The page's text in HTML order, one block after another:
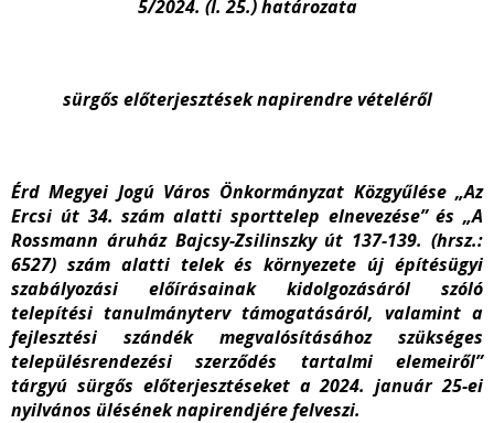
5/2024. (I. 25.) határozata
sürgős előterjesztések napirendre vételéről
Érd Megyei Jogú Város Önkormányzat Közgyűlése „Az
Ercsi út 34. szám alatti sporttelep elnevezése” és „A
Rossmann áruház Bajcsy-Zsilinszky út 137-139. (hrsz.:
6527) szám alatti telek és környezete új építésügyi
szabályozási előírásainak kidolgozásáról szóló
telepítési tanulmányterv támogatásáról, valamint a
fejlesztési szándék megvalósításához szükséges
településrendezési szerződés tartalmi elemeiről”
tárgyú sürgős előterjesztéseket a 2024. január 25-ei
nyilvános ülésének napirendjére felveszi.